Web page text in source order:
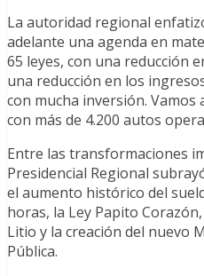
La autoridad regional
adelante una agenda en
65 leyes, con una reducción
una reducción en los
con mucha inversión.
con más de 4.200 autos
Entre las transformaciones
Presidencial Regional
el aumento histórico del
horas, la Ley Papito
Litio y la creación del nuevo
Pública.